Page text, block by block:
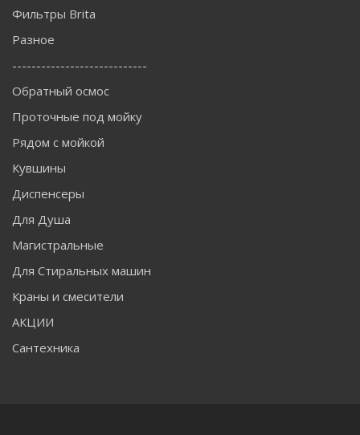
Фильтры Brita
Разное
----------------------------
Обратный осмос
Проточные под мойку
Рядом с мойкой
Кувшины
Диспенсеры
Для Душа
Магистральные
Для Стиральных машин
Краны и смесители
АКЦИИ
Сантехника